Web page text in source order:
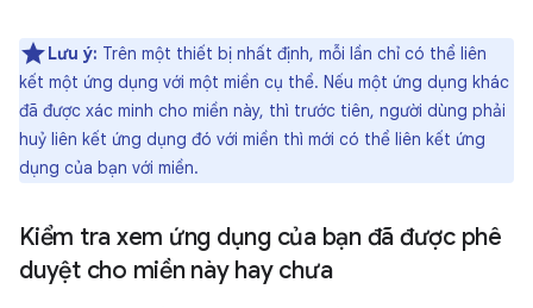
Lưu ý: Trên một thiết bị nhất định, mỗi lần chỉ có thể liên
kết một ứng dụng với một miền cụ thể. Nếu một ứng dụng khác
đã được xác minh cho miền này, thì trước tiên, người dùng phải
huỷ liên kết ứng dụng đó với miền thì mới có thể liên kết ứng
dụng của bạn với miền.
Kiểm tra xem ứng dụng của bạn đã được phê
duyệt cho miền này hay chưa